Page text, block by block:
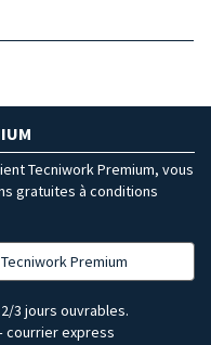
Tecniwork Premium, vous
gratuites à conditions
Premium
3 jours ouvrables.
courrier express